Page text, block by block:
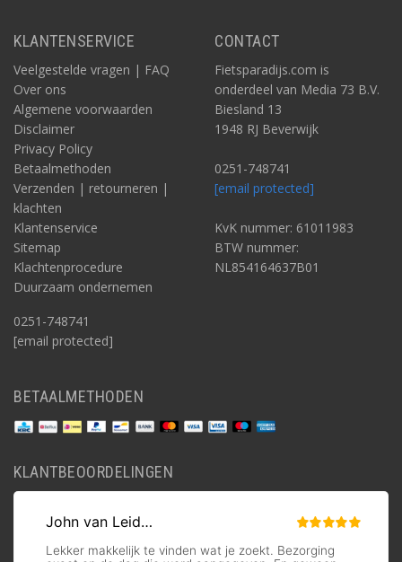
KLANTENSERVICE
Veelgestelde vragen | FAQ
Over ons
Algemene voorwaarden
Disclaimer
Privacy Policy
Betaalmethoden
Verzenden | retourneren |
klachten
Klantenservice
Sitemap
Klachtenprocedure
Duurzaam ondernemen
0251-748741
[email protected]
CONTACT
Fietsparadijs.com is
onderdeel van Media 73 B.V.
Biesland 13
1948 RJ Beverwijk
0251-748741
[email protected]
KvK nummer: 61011983
BTW nummer:
NL854164637B01
BETAALMETHODEN
KLANTBEOORDELINGEN